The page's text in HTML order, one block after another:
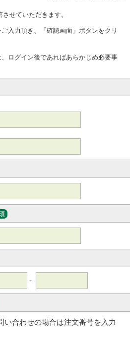
せていただきます。
入力頂き、「確認画面」ボタンをクリ
ログイン後であればあらかじめ必要事
-
い合わせの場合は注文番号を入力